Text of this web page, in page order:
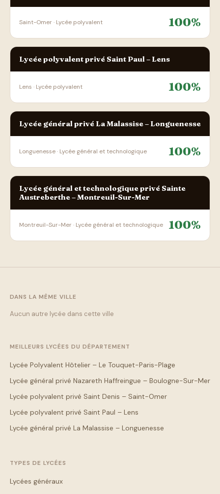
Saint-Omer · Lycée polyvalent 100%
Lycée polyvalent privé Saint Paul – Lens
Lens · Lycée polyvalent 100%
Lycée général privé La Malassise – Longuenesse
Longuenesse · Lycée général et technologique 100%
Lycée général et technologique privé Sainte
Austreberthe – Montreuil-Sur-Mer
Montreuil-Sur-Mer · Lycée général et technologique 100%
DANS LA MÊME VILLE
Aucun autre lycée dans cette ville
MEILLEURS LYCÉES DU DÉPARTEMENT
Lycée Polyvalent Hôtelier – Le Touquet-Paris-Plage
Lycée général privé Nazareth Haffreingue – Boulogne-Sur-Mer
Lycée polyvalent privé Saint Denis – Saint-Omer
Lycée polyvalent privé Saint Paul – Lens
Lycée général privé La Malassise – Longuenesse
TYPES DE LYCÉES
Lycées généraux